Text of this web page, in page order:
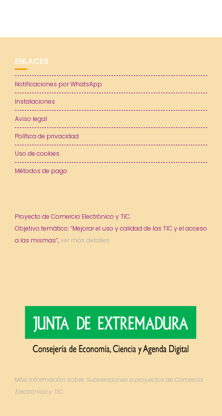
ENLACES
Notificaciones por WhatsApp
Instalaciones
Aviso legal
Política de privacidad
Uso de cookies
Métodos de pago
Proyecto de Comercio Electrónico y TIC.
Objetivo temático: “Mejorar el uso y calidad de las TIC y el acceso
a las mismas”,ver más detalles.
Más información sobre Subvenciones a proyectos de Comercio
Electrónico y TIC.